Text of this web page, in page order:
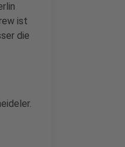
ist
die